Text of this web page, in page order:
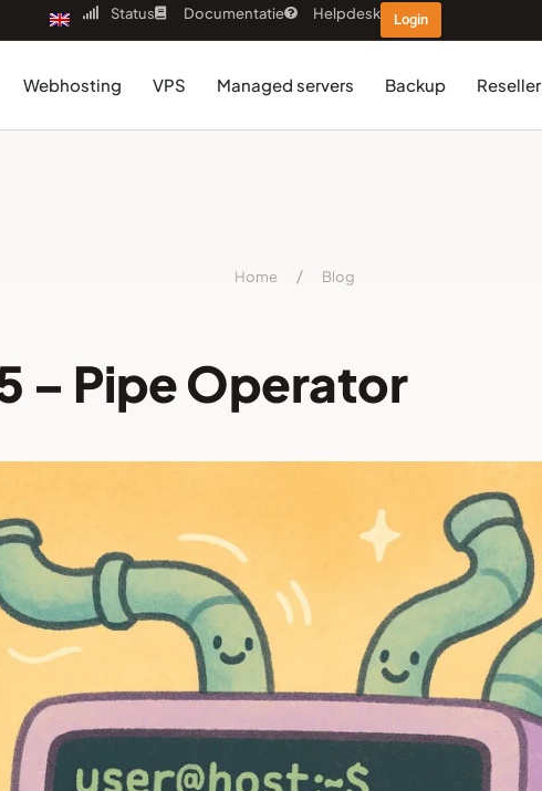
Status Documentatie Helpdesk Login
Webhosting VPS Managed servers Backup Reseller
Home / Blog
– Pipe Operator